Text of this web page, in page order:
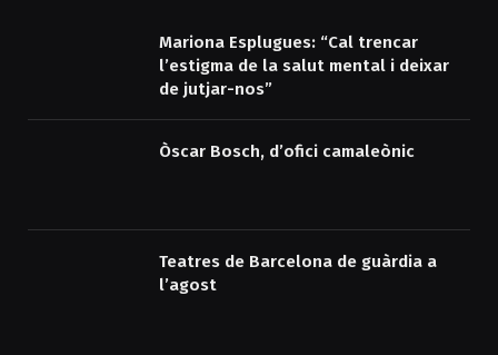
Mariona Esplugues: “Cal trencar
l’estigma de la salut mental i deixar
de jutjar-nos”
Òscar Bosch, d’ofici camaleònic
Teatres de Barcelona de guàrdia a
l’agost